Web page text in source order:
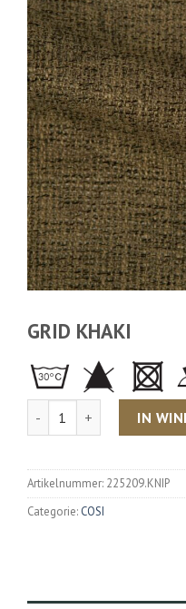
GRID KHAKI
Aantal IN
Artikelnummer: 225209.KNIP
Categorie: COSI